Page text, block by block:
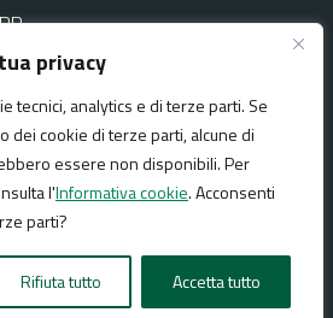
privacy
tecnici, analytics e di terze parti. Se
dei cookie di terze parti, alcune di
essere non disponibili. Per
l'Informativa cookie. Acconsenti
parti?
Rifiuta tutto Accetta tutto
Mappa del sito
Sistemi Srl